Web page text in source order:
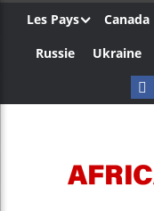
Les Pays Canada
Russie
Ukraine